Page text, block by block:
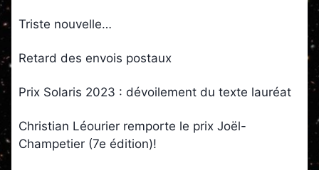
Triste nouvelle…
Retard des envois postaux
Prix Solaris 2023 : dévoilement du texte lauréat
Christian Léourier remporte le prix Joël-
Champetier (7e édition)!